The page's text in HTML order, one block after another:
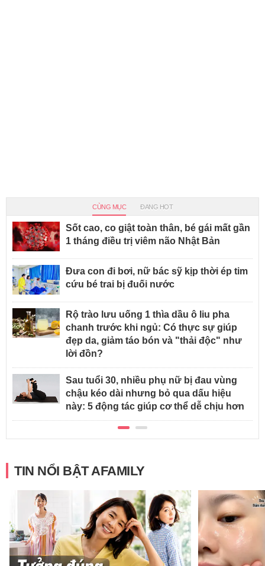
CÙNG MỤC ĐANG HOT
Sốt cao, co giật toàn thân, bé gái mất gần
1 tháng điều trị viêm não Nhật Bản
Đưa con đi bơi, nữ bác sỹ kịp thời ép tim
cứu bé trai bị đuối nước
Rộ trào lưu uống 1 thìa dầu ô liu pha
chanh trước khi ngủ: Có thực sự giúp
đẹp da, giảm táo bón và "thải độc" như
lời đồn?
Sau tuổi 30, nhiều phụ nữ bị đau vùng
chậu kéo dài nhưng bỏ qua dấu hiệu
này: 5 động tác giúp cơ thể dễ chịu hơn
TIN NỔI BẬT AFAMILY